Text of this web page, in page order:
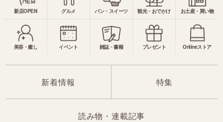
新店OPEN グルメ パン・スイーツ 観光・おでかけ お土産・買い物
美容・癒し イベント 雑誌・書籍 プレゼント Onlineストア
新着情報 特集
読み物・連載記事